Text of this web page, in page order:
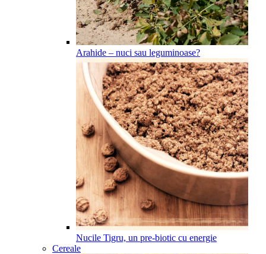
Arahide – nuci sau leguminoase?
Nucile Tigru, un pre-biotic cu energie
Cereale